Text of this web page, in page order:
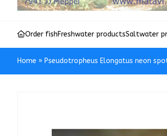
Order fishFreshwater productsSaltwater
Home » Pseudotropheus Elongatus neon